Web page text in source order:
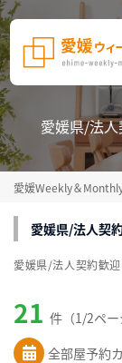
愛媛県/法
愛媛Weekly＆
愛媛県/法人契
21 件（1/2ペー
全部屋予約